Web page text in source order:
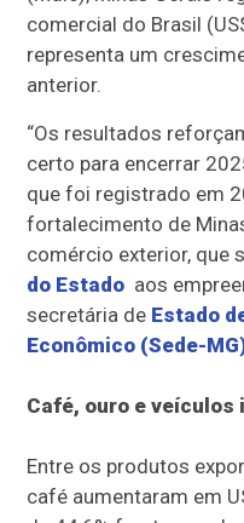
comercial do Brasil
representa um
anterior.
“Os resultados
certo para encerrar
que foi registrado em
fortalecimento de
comércio exterior, que
do Estado aos
secretária de Estado
Econômico (Sede-
Café, ouro e veículos
Entre os produtos
café aumentaram em